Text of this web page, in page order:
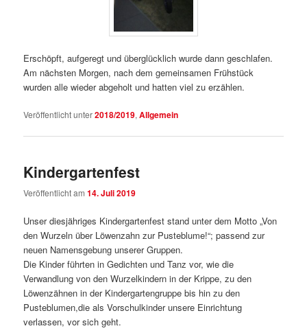
Erschöpft, aufgeregt und überglücklich wurde dann geschlafen.
Am nächsten Morgen, nach dem gemeinsamen Frühstück
wurden alle wieder abgeholt und hatten viel zu erzählen.
Veröffentlicht unter2018/2019,Allgemein
Kindergartenfest
Veröffentlicht am14. Juli 2019
Unser diesjähriges Kindergartenfest stand unter dem Motto „Von
den Wurzeln über Löwenzahn zur Pusteblume!“; passend zur
neuen Namensgebung unserer Gruppen.
Die Kinder führten in Gedichten und Tanz vor, wie die
Verwandlung von den Wurzelkindern in der Krippe, zu den
Löwenzähnen in der Kindergartengruppe bis hin zu den
Pusteblumen,die als Vorschulkinder unsere Einrichtung
verlassen, vor sich geht.